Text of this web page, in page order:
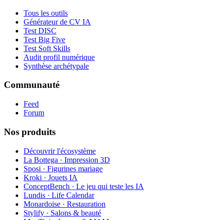
Tous les outils
Générateur de CV IA
Test DISC
Test Big Five
Test Soft Skills
Audit profil numérique
Synthèse archétypale
Communauté
Feed
Forum
Nos produits
Découvrir l'écosystème
La Bottega · Impression 3D
Sposi · Figurines mariage
Kroki · Jouets IA
ConceptBench · Le jeu qui teste les IA
Lundis · Life Calendar
Monardoise · Restauration
Stylify · Salons & beauté